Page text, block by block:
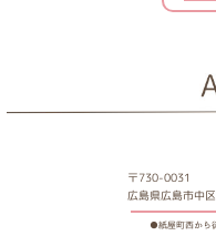
〒730-0031
広島県広島市中
●紙屋町西か